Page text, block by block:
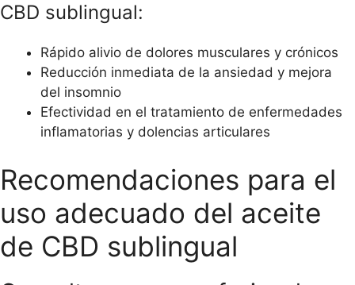
CBD sublingual:
Rápido alivio de dolores musculares y crónicos
Reducción inmediata de la ansiedad y mejora
del insomnio
Efectividad en el tratamiento de enfermedades
inflamatorias y dolencias articulares
Recomendaciones para el
uso adecuado del aceite
de CBD sublingual